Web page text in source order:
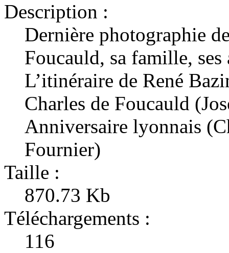
Description :
Dernière photographie
Foucauld, sa famille,
L’itinéraire de René
Charles de Foucauld
Anniversaire lyonnais
Fournier)
Taille :
870.73 Kb
Téléchargements :
116